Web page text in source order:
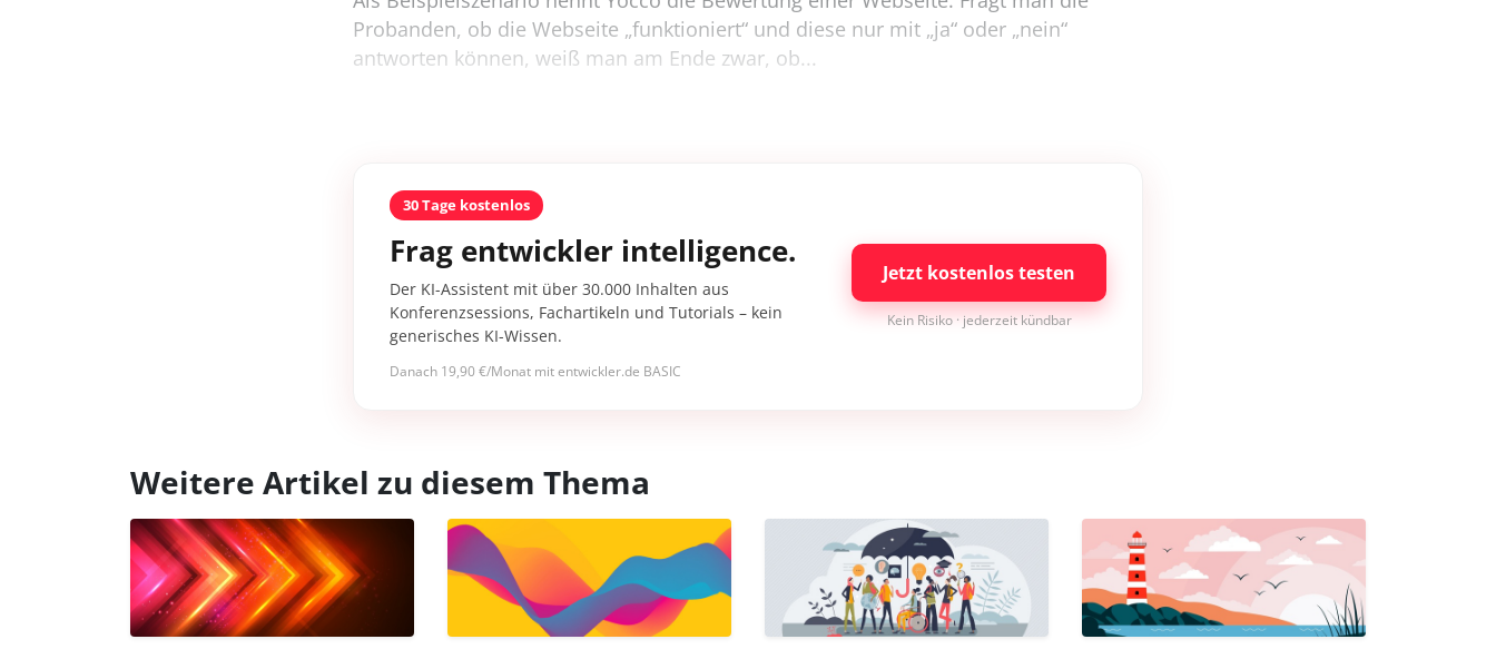
Probanden, ob die Webseite „funktioniert“ und diese nur mit „ja“ oder „nein“
antworten können, weiß man am Ende zwar, ob...
30 Tage kostenlos
Frag entwickler intelligence.
Der KI-Assistent mit über 30.000 Inhalten aus
Konferenzsessions, Fachartikeln und Tutorials – kein
generisches KI-Wissen.
Danach 19,90 €/Monat mit entwickler.de BASIC
Jetzt kostenlos testen
Kein Risiko · jederzeit kündbar
Weitere Artikel zu diesem Thema